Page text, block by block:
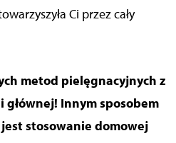
Ci przez cały
metod pielęgnacyjnych z
głównej! Innym sposobem
stosowanie domowej